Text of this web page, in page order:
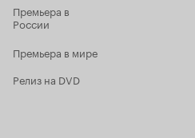
Премьера в
России
Премьера в мире
Релиз на DVD